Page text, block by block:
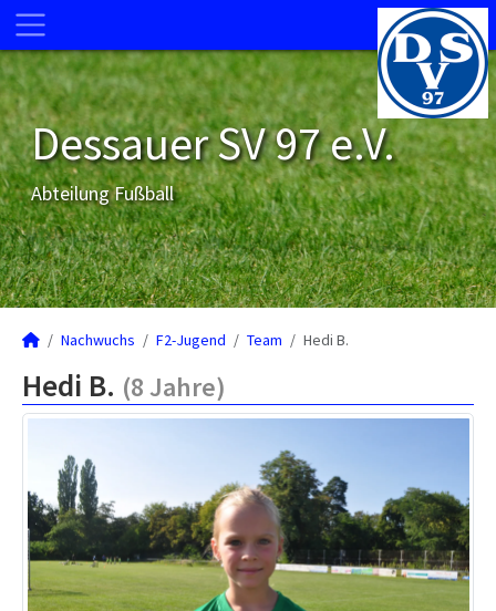
Dessauer SV 97 e.V.
Abteilung Fußball
Nachwuchs F2-Jugend Team Hedi B.
Hedi B. (8 Jahre)